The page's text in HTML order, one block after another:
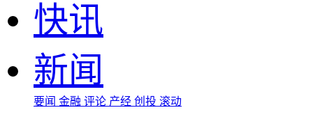
快讯
新闻
要闻 金融 评论 产经 创投 滚动